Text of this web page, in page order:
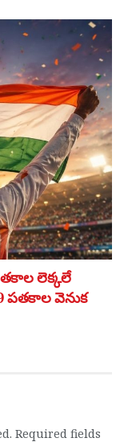
లెక్కలే
వెనుక
Required fields